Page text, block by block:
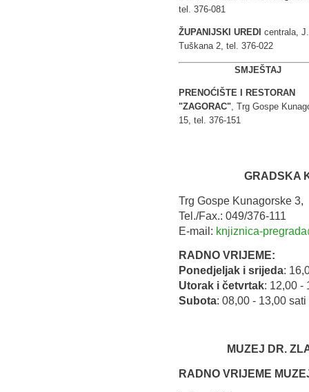
tel. 376-081
ŽUPANIJSKI UREDI centrala,
Tuškana 2, tel. 376-022
SMJEŠTAJ
PRENOĆIŠTE I RESTORAN
"ZAGORAC", Trg Gospe
15, tel. 376-151
GRADSKA
Trg Gospe Kunagorske 3,
Tel./Fax.: 049/376-111
E-mail: knjiznica-
RADNO VRIJEME:
Ponedjeljak i srijeda:
Utorak i četvrtak: 12,00 -
Subota: 08,00 - 13,00 sati
MUZEJ DR.
RADNO VRIJEME